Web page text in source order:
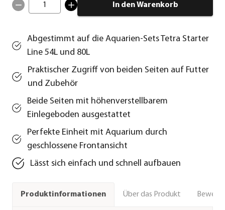
1 In den Warenkorb
Abgestimmt auf die Aquarien-Sets Tetra Starter
Line 54L und 80L
Praktischer Zugriff von beiden Seiten auf Futter
und Zubehör
Beide Seiten mit höhenverstellbarem
Einlegeboden ausgestattet
Perfekte Einheit mit Aquarium durch
geschlossene Frontansicht
Lässt sich einfach und schnell aufbauen
Produktinformationen Über das Produkt